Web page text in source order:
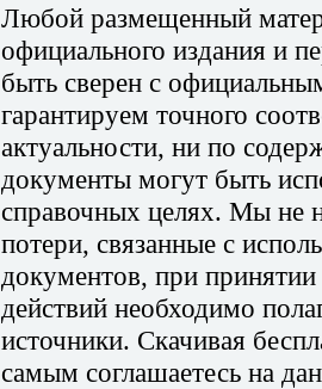
Любой размещенный
официального издания и
быть сверен с
гарантируем точного
актуальности, ни по
документы могут быть
справочных целях. Мы не
потери, связанные с
документов, при
действий необходимо
источники. Скачивая
самым соглашаетесь на